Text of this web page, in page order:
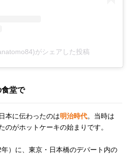
がシェアした投稿
堂で
本に伝わったのは明治時代。当時は
のがホットケーキの始まりです。
）に、東京・日本橋のデパート内の